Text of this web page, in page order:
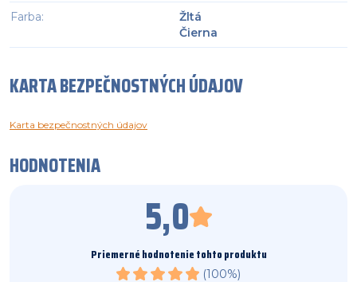
Farba:
Žltá
Čierna
KARTA BEZPEČNOSTNÝCH ÚDAJOV
Karta bezpečnostných údajov
HODNOTENIA
5,0
Priemerné hodnotenie tohto produktu
(100%)